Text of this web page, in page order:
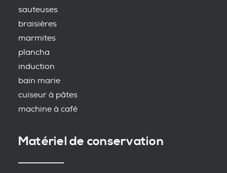
sauteuses
braisières
marmites
plancha
induction
bain marie
cuiseur à pâtes
machine à café
Matériel de conservation